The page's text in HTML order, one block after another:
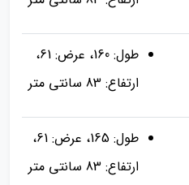
طول: 160، عرض: 61،
ارتفاع: 83 سانتی متر
طول: 165، عرض: 61،
ارتفاع: 83 سانتی متر